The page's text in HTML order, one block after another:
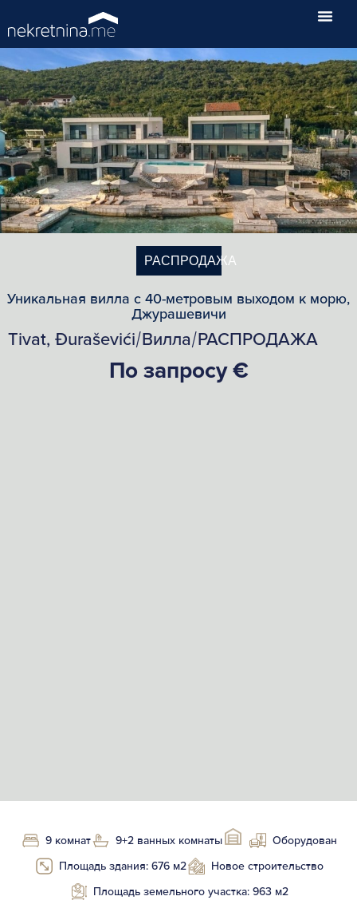
РАСПРОДАЖА
Уникальная вилла с 40-метровым выходом к морю,
Джурашевичи
Tivat, Đuraševići/Вилла/РАСПРОДАЖА
По запросу €
9 комнат 9+2 ванных комнаты
Оборудован
Площадь здания: 676 м2
Новое строительство
Площадь земельного участка: 963 м2